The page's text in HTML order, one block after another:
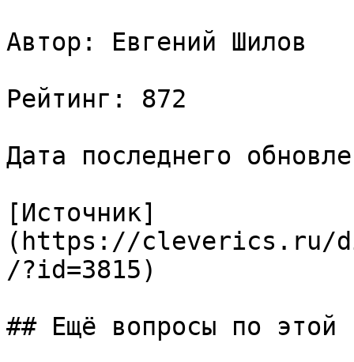
Автор: Евгений Шилов
Рейтинг: 872
Дата последнего
[Источник]
(https://cleverics.ru/
/?id=3815)
## Ещё вопросы по этой